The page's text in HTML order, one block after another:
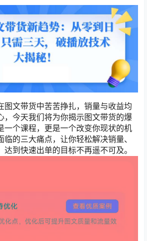
图文带货中苦苦挣扎，销量与收益均
，今天我们将为你揭示图文带货的爆
一个课程，更是一个改变你现状的机
的三大痛点，让你轻松解决销量、
到快速出单的目标不再遥不可及。